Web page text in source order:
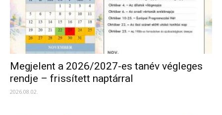
Megjelent a 2026/2027-es tanév végleges
rendje – frissített naptárral
2026.08.02.